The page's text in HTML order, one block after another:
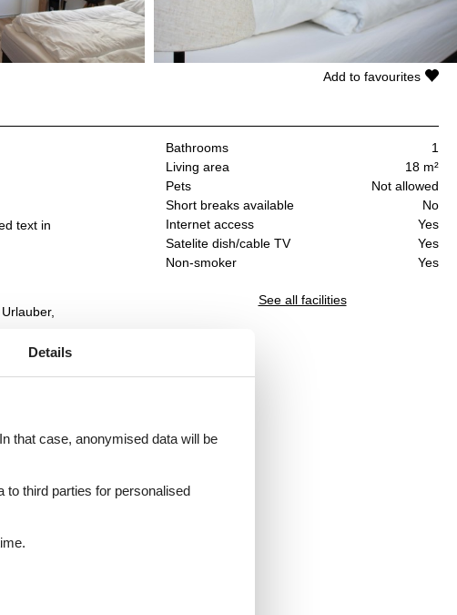
Bathrooms
1
Living area
18 m²
Pets
Not allowed
Short breaks available
No
Internet access
Yes
Satelite dish/cable TV
Yes
Non-smoker
Yes
See all facilities
Add to favourites
text in
bietet
bevor
uns
Details
that case, anonymised data will be
to third parties for personalised